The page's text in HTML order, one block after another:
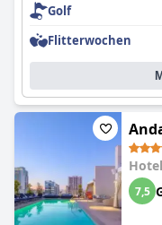
einladende
genießen können.
Golf
Flitterwochen
7,5